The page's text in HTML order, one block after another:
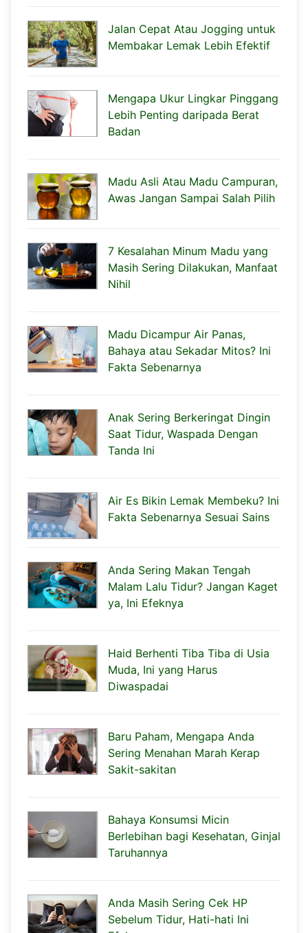
Jalan Cepat Atau Jogging untuk
Membakar Lemak Lebih Efektif
Mengapa Ukur Lingkar Pinggang
Lebih Penting daripada Berat
Badan
Madu Asli Atau Madu Campuran,
Awas Jangan Sampai Salah Pilih
7 Kesalahan Minum Madu yang
Masih Sering Dilakukan, Manfaat
Nihil
Madu Dicampur Air Panas,
Bahaya atau Sekadar Mitos? Ini
Fakta Sebenarnya
Anak Sering Berkeringat Dingin
Saat Tidur, Waspada Dengan
Tanda Ini
Air Es Bikin Lemak Membeku? Ini
Fakta Sebenarnya Sesuai Sains
Anda Sering Makan Tengah
Malam Lalu Tidur? Jangan Kaget
ya, Ini Efeknya
Haid Berhenti Tiba Tiba di Usia
Muda, Ini yang Harus
Diwaspadai
Baru Paham, Mengapa Anda
Sering Menahan Marah Kerap
Sakit-sakitan
Bahaya Konsumsi Micin
Berlebihan bagi Kesehatan, Ginjal
Taruhannya
Anda Masih Sering Cek HP
Sebelum Tidur, Hati-hati Ini